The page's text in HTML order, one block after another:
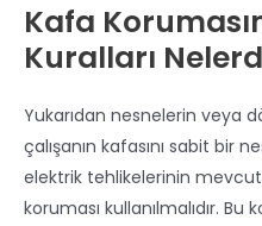
Kafa
Kuralları
Yukarıdan nesnelerin veya
çalışanın kafasını sabit bir
elektrik tehlikelerinin
koruması kullanılmalıdır.